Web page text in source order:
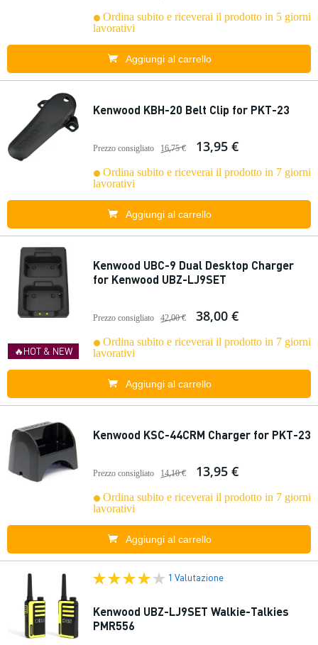
Ordina subito e riceverai il prodotto in 5 giorni
lavorativi
Aggiungi al carrello
Kenwood KBH-20 Belt Clip for PKT-23
Prezzo consigliato 16,75 € 13,95 €
Ordina subito e riceverai il prodotto in 7 giorni
lavorativi
Aggiungi al carrello
🔥HOT & NEW
Kenwood UBC-9 Dual Desktop Charger
for Kenwood UBZ-LJ9SET
Prezzo consigliato 42,00 € 38,00 €
Ordina subito e riceverai il prodotto in 7 giorni
lavorativi
Aggiungi al carrello
Kenwood KSC-44CRM Charger for PKT-23
Prezzo consigliato 14,10 € 13,95 €
Ordina subito e riceverai il prodotto in 7 giorni
lavorativi
Aggiungi al carrello
1 Valutazione
Kenwood UBZ-LJ9SET Walkie-Talkies
PMR556